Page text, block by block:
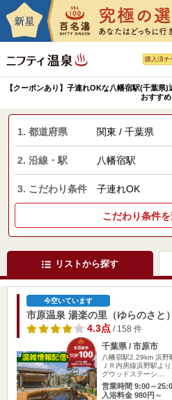
購入済チ
【クーポンあり】子連れOKな八幡宿駅(千葉県
おすすめ
1. 都道府県 関東 / 千葉県
2. 沿線・駅 八幡宿駅
3. こだわり条件 子連れOK
こだわり条件
リストから探す
今空いています
市原温泉 湯楽の里（ゆらのさと）
4.3点/ 158 件
千葉県 / 市原市
八幡宿駅2.29km 浜野
ＪＲ内房線浜野駅よ
グウッドステーシ…
営業時間 9:00～
入浴料金 980円～